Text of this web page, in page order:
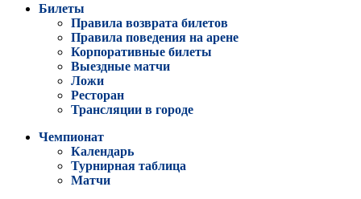
Билеты
Правила возврата билетов
Правила поведения на арене
Корпоративные билеты
Выездные матчи
Ложи
Ресторан
Трансляции в городе
Чемпионат
Календарь
Турнирная таблица
Матчи